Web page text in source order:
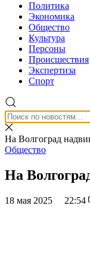
Политика
Экономика
Общество
Культура
Персоны
Происшествия
Экспертиза
Спорт
На Волгоград
Общество
На
18 мая 2025 22:54